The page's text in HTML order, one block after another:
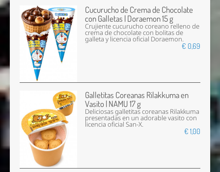
Cucurucho de Crema de Chocolate
con Galletas | Doraemon 15 g
Crujiente cucurucho coreano relleno de
crema de chocolate con bolitas de
galleta y licencia oficial Doraemon.
€ 0,69
Galletitas Coreanas Rilakkuma en
Vasito | NAMU 17 g
Deliciosas galletitas coreanas Rilakkuma
presentadas en un adorable vasito con
licencia oficial San-X.
€ 1,00